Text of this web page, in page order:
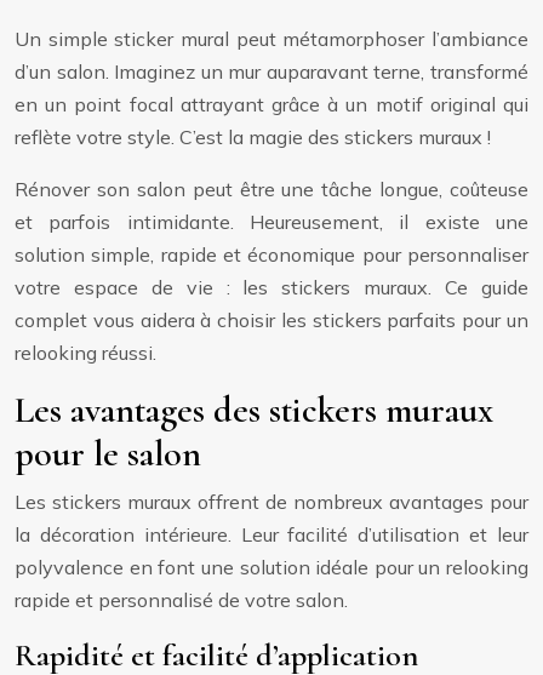
Un simple sticker mural peut métamorphoser l’ambiance
d’un salon. Imaginez un mur auparavant terne, transformé
en un point focal attrayant grâce à un motif original qui
reflète votre style. C’est la magie des stickers muraux !
Rénover son salon peut être une tâche longue, coûteuse
et parfois intimidante. Heureusement, il existe une
solution simple, rapide et économique pour personnaliser
votre espace de vie : les stickers muraux. Ce guide
complet vous aidera à choisir les stickers parfaits pour un
relooking réussi.
Les avantages des stickers muraux
pour le salon
Les stickers muraux offrent de nombreux avantages pour
la décoration intérieure. Leur facilité d’utilisation et leur
polyvalence en font une solution idéale pour un relooking
rapide et personnalisé de votre salon.
Rapidité et facilité d’application